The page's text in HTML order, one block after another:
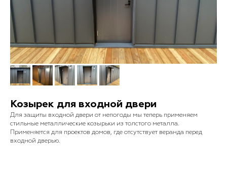
Козырек для входной двери
Для защиты входной двери от непогоды мы теперь применяем
стильные металлические козырьки из толстого металла.
Применяется для проектов домов, где отсутствует веранда перед
входной дверью.